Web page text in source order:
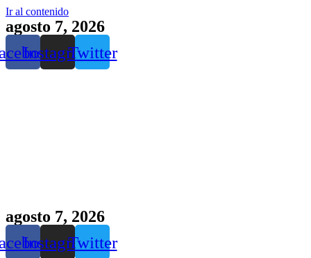
Ir al contenido
agosto 7, 2026
InstagramTwitter
agosto 7, 2026
InstagramTwitter